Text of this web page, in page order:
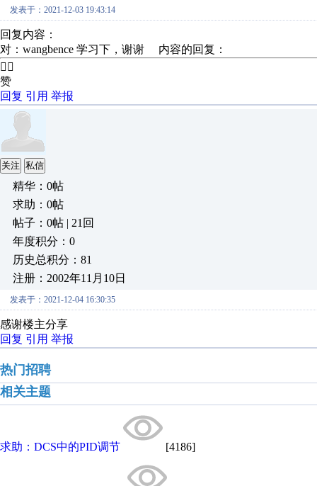
发表于：2021-12-03 19:43:14
回复内容：
对：wangbence 学习下，谢谢 内容的回复：
👍🏻
赞
回复 引用 举报
关注 私信
精华：0帖
求助：0帖
帖子：0帖 | 21回
年度积分：0
历史总积分：81
注册：2002年11月10日
发表于：2021-12-04 16:30:35
感谢楼主分享
回复 引用 举报
热门招聘
相关主题
求助：DCS中的PID调节 [4186]